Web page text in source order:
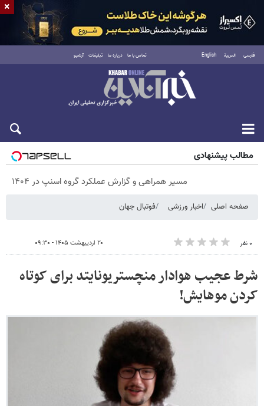
فارسی العربية English تماس با ما درباره ما تبلیغات آرشیو
پنجشنبه ۱۵ مرداد ۱۴۰۵
مطالب پیشنهادی
مسیر همراهی و گزارش عملکرد گروه اسنپ در ۱۴۰۴
صفحه اصلی اخبار ورزشی فوتبال جهان
۰ نفر ۲۰ اردیبهشت ۱۴۰۵ - ۰۹:۳۰
شرط عجیب هوادار منچستریونایتد برای کوتاه
کردن موهایش!
×